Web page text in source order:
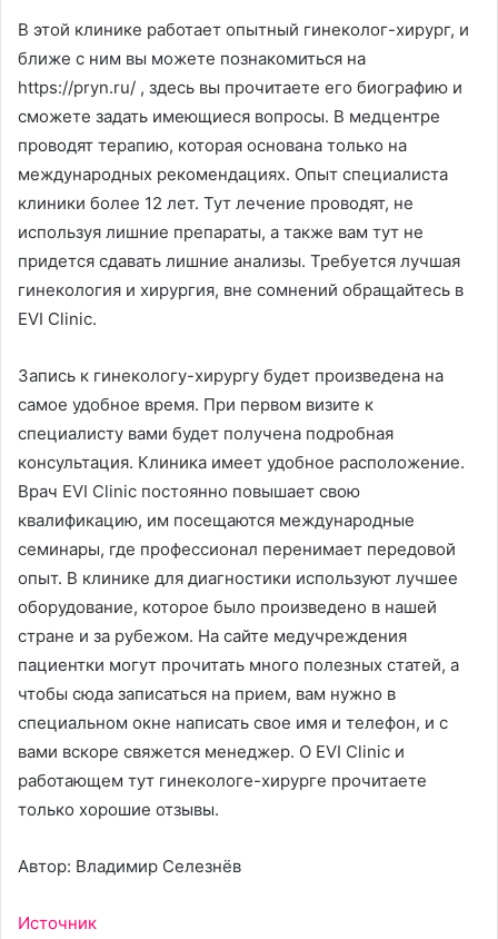
В этой клинике работает опытный гинеколог-хирург, и
ближе с ним вы можете познакомиться на
https://pryn.ru/ , здесь вы прочитаете его биографию и
сможете задать имеющиеся вопросы. В медцентре
проводят терапию, которая основана только на
международных рекомендациях. Опыт специалиста
клиники более 12 лет. Тут лечение проводят, не
используя лишние препараты, а также вам тут не
придется сдавать лишние анализы. Требуется лучшая
гинекология и хирургия, вне сомнений обращайтесь в
EVI Clinic.
Запись к гинекологу-хирургу будет произведена на
самое удобное время. При первом визите к
специалисту вами будет получена подробная
консультация. Клиника имеет удобное расположение.
Врач EVI Clinic постоянно повышает свою
квалификацию, им посещаются международные
семинары, где профессионал перенимает передовой
опыт. В клинике для диагностики используют лучшее
оборудование, которое было произведено в нашей
стране и за рубежом. На сайте медучреждения
пациентки могут прочитать много полезных статей, а
чтобы сюда записаться на прием, вам нужно в
специальном окне написать свое имя и телефон, и с
вами вскоре свяжется менеджер. О EVI Clinic и
работающем тут гинекологе-хирурге прочитаете
только хорошие отзывы.
Автор: Владимир Селезнёв
Источник